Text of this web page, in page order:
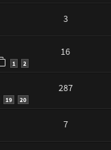
3
1 2
16
19 20
287
7